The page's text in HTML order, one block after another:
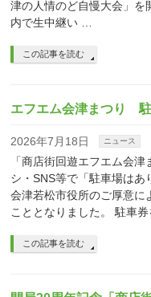
津の人情のど自慢大会」を
内で生中継い …
この記事を読む
エフエム会津まつり
2026年7月18日 ニュース
「商店街回遊エフエム会
シ・SNS等で「駐車場はあ
会津若松市役所のご厚意に
こととなりました。 駐車
この記事を読む